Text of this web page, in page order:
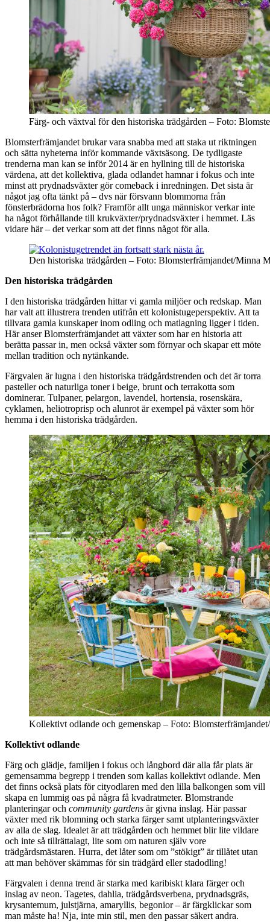
Färg- och växtval för den historiska trädgården – Foto:
Blomsterfrämjandet brukar vara snabba med att staka ut riktningen
och sätta nyheterna inför kommande växtsäsong. De tydligaste
trenderna man kan se inför 2014 är en hyllning till de historiska
värdena, att det kollektiva, glada odlandet hamnar i fokus och inte
minst att prydnadsväxter gör comeback i inredningen. Det sista är
något jag ofta tänkt på – dvs när försvann blommorna från
fönsterbrädorna hos folk? Framför allt unga människor verkar inte
ha något förhållande till krukväxter/prydnadsväxter i hemmet. Läs
vidare här – det verkar som att det finns något för alla.
Den historiska trädgården – Foto: Blomsterfrämjandet/Minna
Den historiska trädgården
I den historiska trädgården hittar vi gamla miljöer och redskap. Man
har valt att illustrera trenden utifrån ett kolonistugeperspektiv. Att ta
tillvara gamla kunskaper inom odling och matlagning ligger i tiden.
Här anser Blomsterfrämjandet att växter som har en historia att
berätta passar in, men också växter som förnyar och skapar ett möte
mellan tradition och nytänkande.
Färgvalen är lugna i den historiska trädgårdstrenden och det är torra
pasteller och naturliga toner i beige, brunt och terrakotta som
dominerar. Tulpaner, pelargon, lavendel, hortensia, rosenskära,
cyklamen, heliotroprisp och alunrot är exempel på växter som hör
hemma i den historiska trädgården.
Kollektivt odlande och gemenskap – Foto:
Kollektivt odlande
Färg och glädje, familjen i fokus och långbord där alla får plats är
gemensamma begrepp i trenden som kallas kollektivt odlande. Men
det finns också plats för cityodlaren med den lilla balkongen som vill
skapa en lummig oas på några få kvadratmeter. Blomstrande
planteringar och community gardens är givna inslag. Här passar
växter med rik blomning och starka färger samt utplanteringsväxter
av alla de slag. Idealet är att trädgården och hemmet blir lite vildare
och inte så tillrättalagt, lite som om naturen själv vore
trädgårdsmästaren. Hurra, det låter som om ”stökigt” är tillåtet utan
att man behöver skämmas för sin trädgård eller stadodling!
Färgvalen i denna trend är starka med karibiskt klara färger och
inslag av neon. Tagetes, dahlia, trädgårdsverbena, prydnadsgräs,
krysantemum, julstjärna, amaryllis, begonior – är färgklickar som
man måste ha! Nja, inte min stil, men den passar säkert andra.